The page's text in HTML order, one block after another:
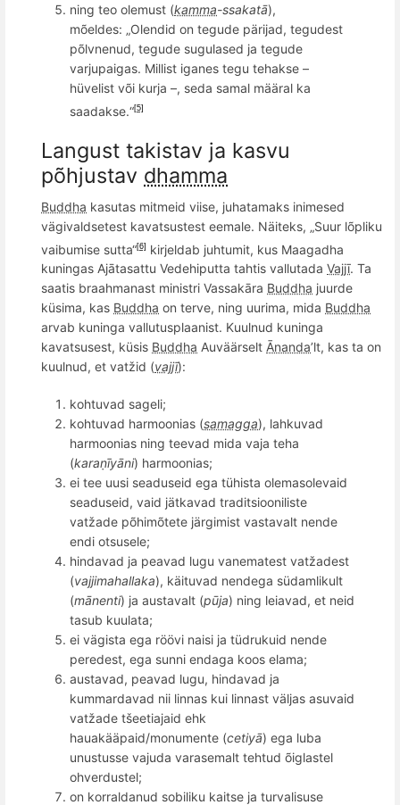
ning teo olemust (kamma-ssakatā),
mõeldes: „Olendid on tegude pärijad, tegudest
põlvnenud, tegude sugulased ja tegude
varjupaigas. Millist iganes tegu tehakse –
hüvelist või kurja –, seda samal määral ka
saadakse.“[5]
Langust takistav ja kasvu
põhjustav dhamma
Buddha kasutas mitmeid viise, juhatamaks inimesed
vägivaldsetest kavatsustest eemale. Näiteks, „Suur lõpliku
vaibumise sutta“[6] kirjeldab juhtumit, kus Maagadha
kuningas Ajātasattu Vedehiputta tahtis vallutada Vajjī. Ta
saatis braahmanast ministri Vassakāra Buddha juurde
küsima, kas Buddha on terve, ning uurima, mida Buddha
arvab kuninga vallutusplaanist. Kuulnud kuninga
kavatsusest, küsis Buddha Auväärselt Ānanda’lt, kas ta on
kuulnud, et vatžid (vajjī):
kohtuvad sageli;
kohtuvad harmoonias (samagga), lahkuvad
harmoonias ning teevad mida vaja teha
(karaṇīyāni) harmoonias;
ei tee uusi seaduseid ega tühista olemasolevaid
seaduseid, vaid jätkavad traditsiooniliste
vatžade põhimõtete järgimist vastavalt nende
endi otsusele;
hindavad ja peavad lugu vanematest vatžadest
(vajjimahallaka), käituvad nendega südamlikult
(mānenti) ja austavalt (pūja) ning leiavad, et neid
tasub kuulata;
ei vägista ega röövi naisi ja tüdrukuid nende
peredest, ega sunni endaga koos elama;
austavad, peavad lugu, hindavad ja
kummardavad nii linnas kui linnast väljas asuvaid
vatžade tšeetiajaid ehk
hauakääpaid/monumente (cetiyā) ega luba
unustusse vajuda varasemalt tehtud õiglastel
ohverdustel;
on korraldanud sobiliku kaitse ja turvalisuse